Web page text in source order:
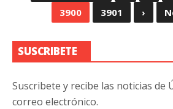
3900
3901 ›
SUSCRIBETE
Suscribete y recibe las noticias de
correo electrónico.